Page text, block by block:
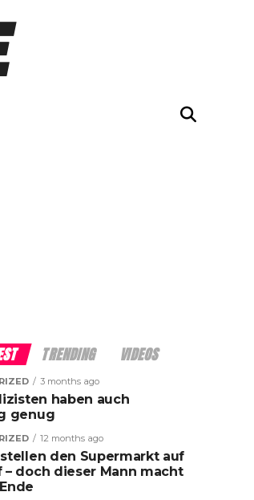
TRENDING VIDEOS
3 months ago
haben auch
genug
12 months ago
den Supermarkt auf
– doch dieser Mann macht